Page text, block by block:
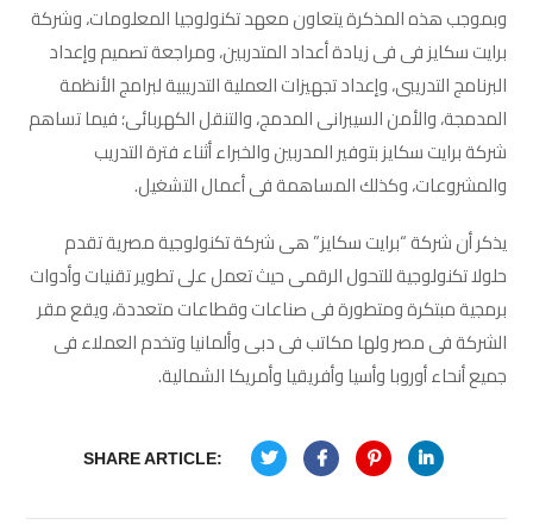
وبموجب هذه المذكرة يتعاون معهد تكنولوجيا المعلومات، وشركة
برايت سكايز فى فى زيادة أعداد المتدربين، ومراجعة تصميم وإعداد
البرنامج التدريبى، وإعداد تجهيزات العملية التدريبية لبرامج الأنظمة
المدمجة، والأمن السيبرانى المدمج، والتنقل الكهربائى؛ فيما تساهم
شركة برايت سكايز بتوفير المدربين والخبراء أثناء فترة التدريب
والمشروعات، وكذلك المساهمة فى أعمال التشغيل.
يذكر أن شركة “برايت سكايز” هى شركة تكنولوجية مصرية تقدم
حلولا تكنولوجية للتحول الرقمى حيث تعمل على تطوير تقنيات وأدوات
برمجية مبتكرة ومتطورة فى صناعات وقطاعات متعددة، ويقع مقر
الشركة فى مصر ولها مكاتب فى دبى وألمانيا وتخدم العملاء فى
جميع أنحاء أوروبا وأسيا وأفريقيا وأمريكا الشمالية.
SHARE ARTICLE: